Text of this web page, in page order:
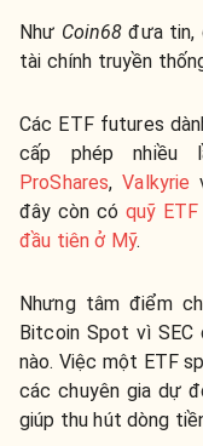
Như Coin68 đưa tin,
tài chính truyền
Các ETF futures
cấp phép nhiều
ProShares,Valkyrie
đây còn có quỹ
đầu tiên ở Mỹ.
Nhưng tâm điểm
Bitcoin Spot vì
nào. Việc một ETF
các chuyên gia dự
giúp thu hút dòng